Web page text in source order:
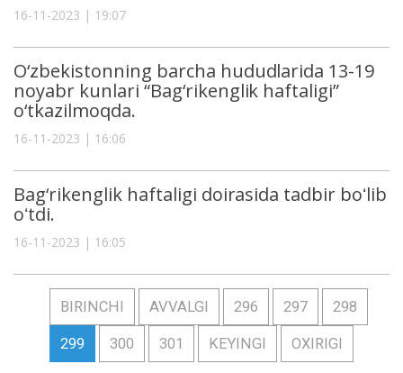
16-11-2023 | 19:07
O‘zbekistonning barcha hududlarida 13-19
noyabr kunlari “Bag‘rikenglik haftaligi”
o‘tkazilmoqda.
16-11-2023 | 16:06
Bag‘rikenglik haftaligi doirasida tadbir boʻlib
oʻtdi.
16-11-2023 | 16:05
BIRINCHI AVVALGI 296 297 298
299 300 301 KEYINGI OXIRIGI